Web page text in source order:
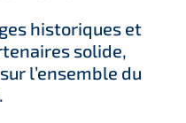
historiques et
solide,
l’ensemble du